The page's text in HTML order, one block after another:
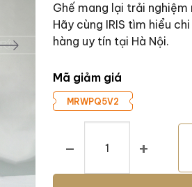
Ghế mang lại trải
Hãy cùng IRIS tìm hiểu
hàng uy tín tại Hà Nội.
Mã giảm giá
MRWPQ5V2